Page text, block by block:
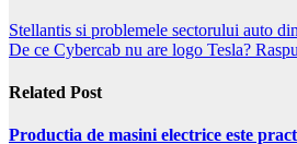
Stellantis si problemele sectorului auto
De ce Cybercab nu are logo Tesla?
Related Post
Productia de masini electrice este